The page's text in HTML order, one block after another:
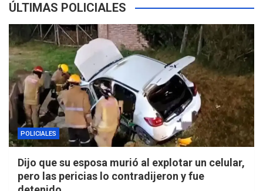
ÚLTIMAS POLICIALES
POLICIALES
Dijo que su esposa murió al explotar un celular,
pero las pericias lo contradijeron y fue